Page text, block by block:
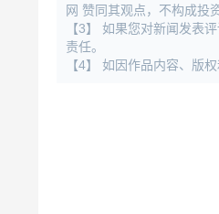
网 赞同其观点，不构成投
【3】 如果您对新闻发表
责任。
【4】 如因作品内容、版